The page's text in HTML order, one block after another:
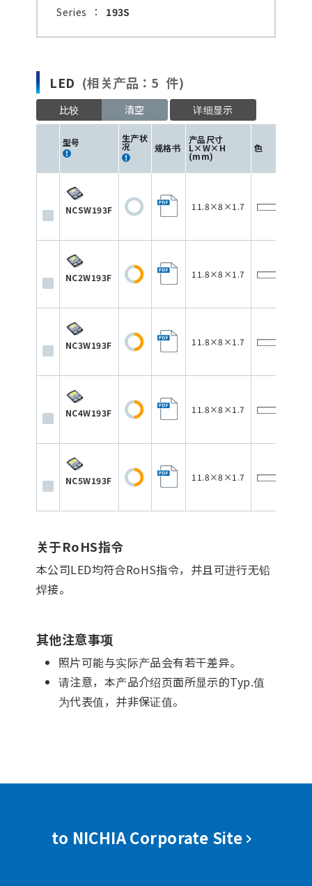
Series
： 193S
LED (相关产品：5 件)
比较 清空 详细显示
型号 生产状
况 规格书
产品尺寸
L×W×H
(mm)
色
NCSW193F 11.8×8×1.7
NC2W193F 11.8×8×1.7
NC3W193F 11.8×8×1.7
NC4W193F 11.8×8×1.7
NC5W193F 11.8×8×1.7
关于RoHS指令
本公司LED均符合RoHS指令，并且可进行无铅
焊接。
其他注意事项
照片可能与实际产品会有若干差异。
请注意，本产品介绍页面所显示的Typ.值
为代表值，并非保证值。
to NICHIA Corporate Site